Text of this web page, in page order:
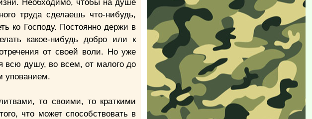
Необходимо, чтобы на душе
труда сделаешь что-нибудь,
ко Господу. Постоянно держи в
какое-нибудь добро или к
от своей воли. Но уже
всю душу, во всем, от малого до
упованием.
то своими, то краткими
что может способствовать в